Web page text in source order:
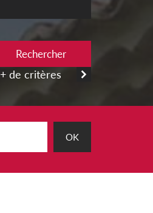
Rechercher
+ de critères
OK